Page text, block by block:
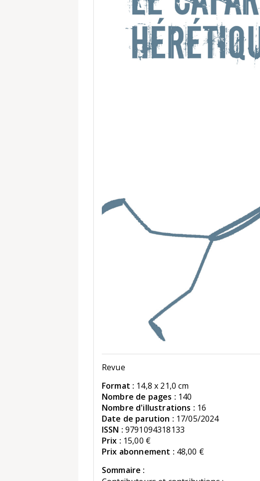
Revue
Format : 14,8 x 21,0 cm
Nombre de pages : 140
Nombre d'illustrations : 16
Date de parution : 17/05/2024
ISSN : 9791094318133
Prix : 15,00 €
Prix abonnement : 48,00 €
Sommaire :